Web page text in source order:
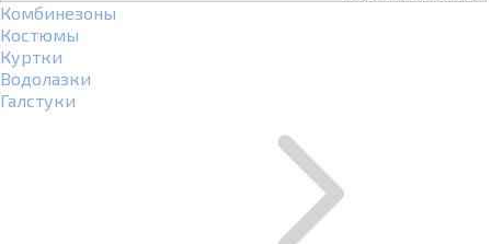
Комбинезоны
Костюмы
Куртки
Водолазки
Галстуки